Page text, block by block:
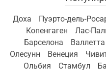
Доха Пуэрто-дель-
Копенгаген
Лас-
Барселона
Валлетта
Олесунн
Венеция
Ольбия
Стамбул